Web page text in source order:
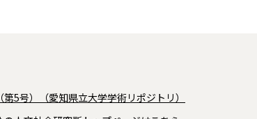
5号）（愛知県立大学学術リポジトリ）